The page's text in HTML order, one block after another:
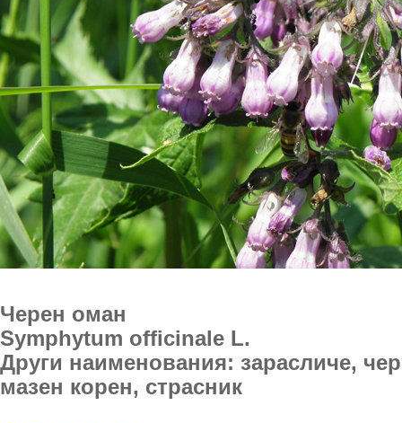
Черен оман
Symphytum officinale L.
Други наименования: зарасличе,
мазен корен, страсник